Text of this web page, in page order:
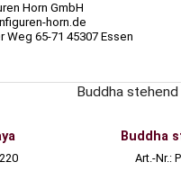
Horn GmbH
horn.de
65-71 45307 Essen
Buddha stehend
Buddha
Art.-Nr.: